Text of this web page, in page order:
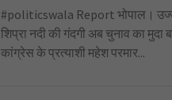
#politicswala Report भोपाल।
शिप्रा नदी की गंदगी अब चुनाव का मुदा
कांग्रेस के प्रत्याशी महेश परमार...